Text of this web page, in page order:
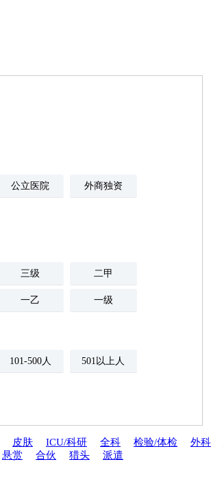
公立医院 外商独资
三级 二甲
一乙 一级
101-500人 501以上人
皮肤 ICU/科研 全科 检验/体检 外科
悬赏 合伙 猎头 派遣